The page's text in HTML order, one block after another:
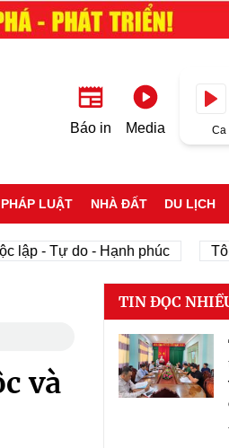
Báo in Media Ca
PHÁP LUẬT NHÀ ĐẤT DU LỊCH
- Tự do - Hạnh phúc Tôi yêu
và
TIN ĐỌC